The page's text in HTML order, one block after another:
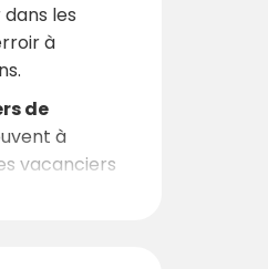
les
à
de
à
vacanciers